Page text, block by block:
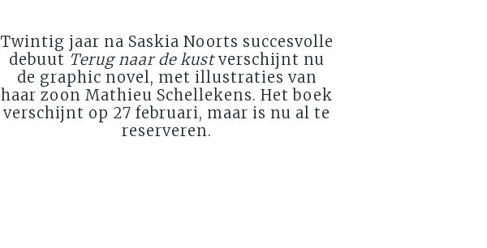
Twintig jaar na Saskia Noorts succesvolle
debuut Terug naar de kustverschijnt nu
de graphic novel, met illustraties van
haar zoon Mathieu Schellekens. Het boek
verschijnt op 27 februari, maar is nu al te
reserveren.